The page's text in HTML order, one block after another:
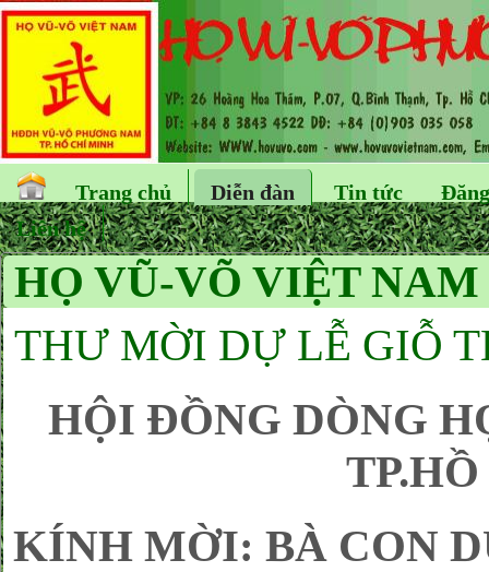
Trang chủ Diễn đàn Tin tức
Liên hệ
HỌ VŨ-VÕ VIỆT
THƯ MỜI DỰ LỄ GIỖ
HỘI ĐỒNG DÒNG
KÍNH MỜI: BÀ CON